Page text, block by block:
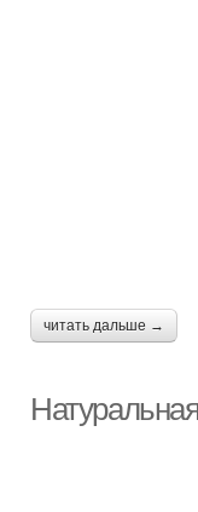
читать дальше →